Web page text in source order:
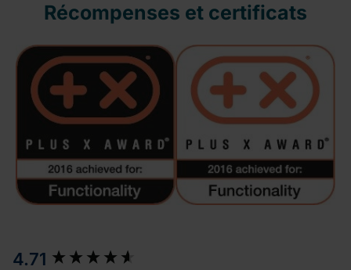
Récompenses et certificats
4.71
New content loaded